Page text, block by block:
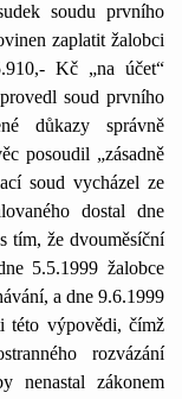
soudu prvního
zaplatit žalobci
Kč „na účet“
soud prvního
důkazy správně
posoudil „zásadně
soud vycházel ze
dostal dne
tím, že dvouměsíční
5.5.1999 žalobce
a dne 9.6.1999
této výpovědi, čímž
rozvázání
nenastal zákonem